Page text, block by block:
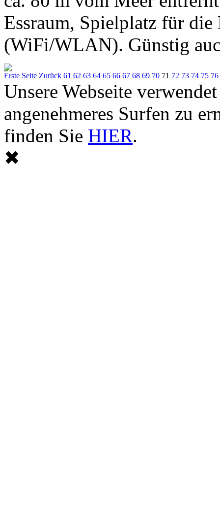
Essraum, Spielplatz für
(WiFi/WLAN). Günstig
Erste Seite Zurück 61 62 63 64 65 66 67 68 69 70 71 72 73 74 75 76
Unsere Webseite
angenehmeres Surfen zu
finden Sie HIER.
✖